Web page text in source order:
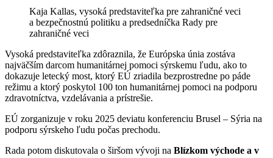
Kaja Kallas, vysoká predstaviteľka pre zahraničné veci
a bezpečnostnú politiku a predsedníčka Rady pre
zahraničné veci
Vysoká predstaviteľka zdôraznila, že Európska únia zostáva
najväčším darcom humanitárnej pomoci sýrskemu ľudu, ako to
dokazuje letecký most, ktorý EÚ zriadila bezprostredne po páde
režimu a ktorý poskytol 100 ton humanitárnej pomoci na podporu
zdravotníctva, vzdelávania a prístrešie.
EÚ zorganizuje v roku 2025 deviatu konferenciu Brusel – Sýria na
podporu sýrskeho ľudu počas prechodu.
Rada potom diskutovala o širšom vývoji na Blízkom východe a v